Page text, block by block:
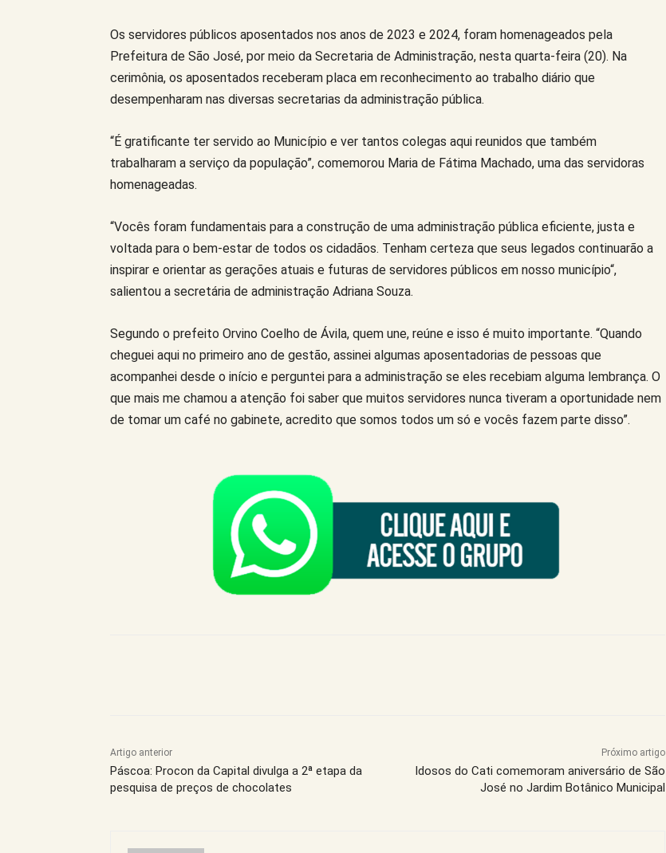
Os servidores públicos aposentados nos anos de 2023 e 2024, foram homenageados pela
Prefeitura de São José, por meio da Secretaria de Administração, nesta quarta-feira (20). Na
cerimônia, os aposentados receberam placa em reconhecimento ao trabalho diário que
desempenharam nas diversas secretarias da administração pública.
“É gratificante ter servido ao Município e ver tantos colegas aqui reunidos que também
trabalharam a serviço da população”, comemorou Maria de Fátima Machado, uma das servidoras
homenageadas.
“Vocês foram fundamentais para a construção de uma administração pública eficiente, justa e
voltada para o bem-estar de todos os cidadãos. Tenham certeza que seus legados continuarão a
inspirar e orientar as gerações atuais e futuras de servidores públicos em nosso município“,
salientou a secretária de administração Adriana Souza.
Segundo o prefeito Orvino Coelho de Ávila, quem une, reúne e isso é muito importante. “Quando
cheguei aqui no primeiro ano de gestão, assinei algumas aposentadorias de pessoas que
acompanhei desde o início e perguntei para a administração se eles recebiam alguma lembrança. O
que mais me chamou a atenção foi saber que muitos servidores nunca tiveram a oportunidade nem
de tomar um café no gabinete, acredito que somos todos um só e vocês fazem parte disso”.
Artigo anterior
Páscoa: Procon da Capital divulga a 2ª etapa da
pesquisa de preços de chocolates
Próximo artigo
Idosos do Cati comemoram aniversário de São
José no Jardim Botânico Municipal